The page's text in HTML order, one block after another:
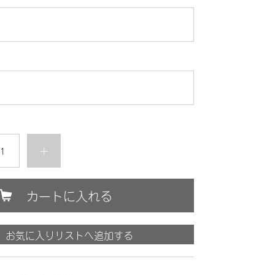
+
カートに入れる
お気に入りリストへ追加する